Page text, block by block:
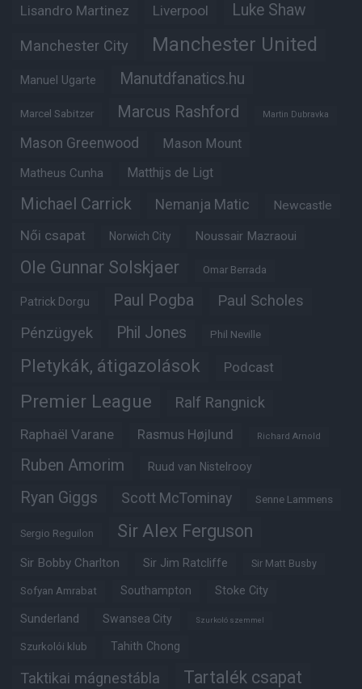
Lisandro Martinez Liverpool Luke Shaw
Manchester City Manchester United
Manuel Ugarte Manutdfanatics.hu
Marcel Sabitzer Marcus Rashford Martin Dubravka
Mason Greenwood Mason Mount
Matheus Cunha Matthijs de Ligt
Michael Carrick Nemanja Matic Newcastle
Női csapat Norwich City Noussair Mazraoui
Ole Gunnar Solskjaer Omar Berrada
Patrick Dorgu Paul Pogba Paul Scholes
Pénzügyek Phil Jones Phil Neville
Pletykák, átigazolások Podcast
Premier League Ralf Rangnick
Raphaël Varane Rasmus Højlund Richard Arnold
Ruben Amorim Ruud van Nistelrooy
Ryan Giggs Scott McTominay Senne Lammens
Sergio Reguilon Sir Alex Ferguson
Sir Bobby Charlton Sir Jim Ratcliffe Sir Matt Busby
Sofyan Amrabat Southampton Stoke City
Sunderland Swansea City Szurkoló szemmel
Szurkolói klub Tahith Chong
Taktikai mágnestábla Tartalék csapat